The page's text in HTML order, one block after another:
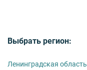
Выбрать регион:
Ленинградская область